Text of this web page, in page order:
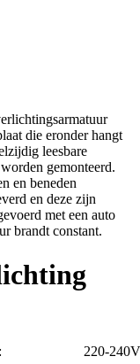
die eronder hangt
leesbare
gemonteerd.
en beneden
en deze zijn
met een auto
brandt constant.
220-240V